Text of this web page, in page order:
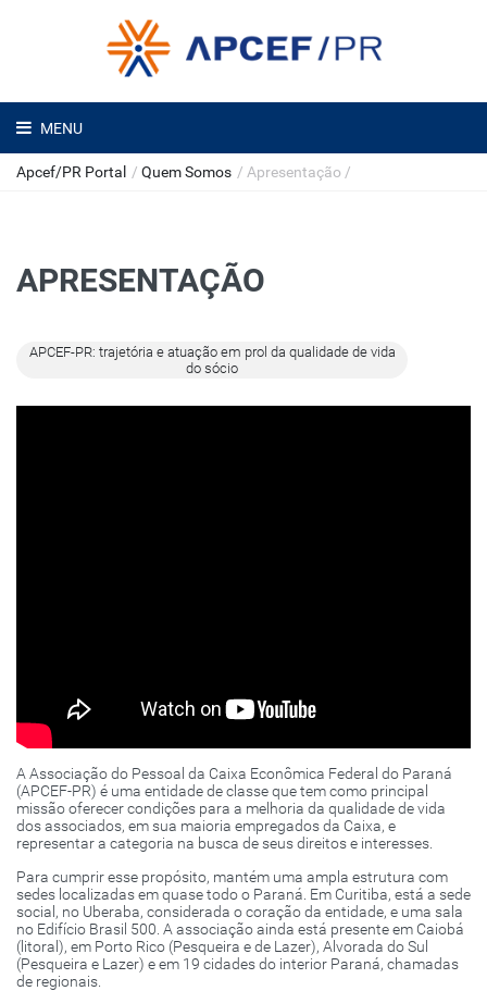
MENU
Apcef/PR Portal / Quem Somos / Apresentação /
APRESENTAÇÃO
APCEF-PR: trajetória e atuação em prol da qualidade de vida
do sócio
A Associação do Pessoal da Caixa Econômica Federal do Paraná
(APCEF-PR) é uma entidade de classe que tem como principal
missão oferecer condições para a melhoria da qualidade de vida
dos associados, em sua maioria empregados da Caixa, e
representar a categoria na busca de seus direitos e interesses.
Para cumprir esse propósito, mantém uma ampla estrutura com
sedes localizadas em quase todo o Paraná. Em Curitiba, está a sede
social, no Uberaba, considerada o coração da entidade, e uma sala
no Edifício Brasil 500. A associação ainda está presente em Caiobá
(litoral), em Porto Rico (Pesqueira e de Lazer), Alvorada do Sul
(Pesqueira e Lazer) e em 19 cidades do interior Paraná, chamadas
de regionais.